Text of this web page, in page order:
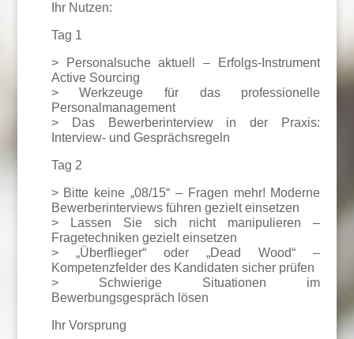
Ihr Nutzen:
Tag 1
> Personalsuche aktuell – Erfolgs-Instrument
Active Sourcing
> Werkzeuge für das professionelle
Personalmanagement
> Das Bewerberinterview in der Praxis:
Interview- und Gesprächsregeln
Tag 2
> Bitte keine „08/15“ – Fragen mehr! Moderne
Bewerberinterviews führen gezielt einsetzen
> Lassen Sie sich nicht manipulieren –
Fragetechniken gezielt einsetzen
> „Überflieger“ oder „Dead Wood“ –
Kompetenzfelder des Kandidaten sicher prüfen
> Schwierige Situationen im
Bewerbungsgespräch lösen
Ihr Vorsprung